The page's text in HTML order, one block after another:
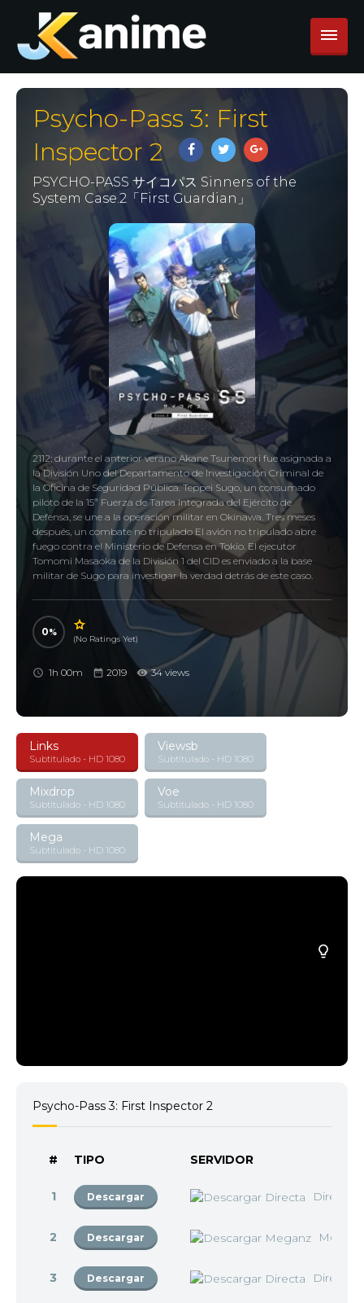
Psycho-Pass 3: First
Inspector 2
PSYCHO-PASS サイコパス Sinners of the
System Case.2「First Guardian」
2112; durante el anterior verano Akane Tsunemori fue asignada a
la División Uno del Departamento de Investigación Criminal de
la Oficina de Seguridad Pública. Teppei Sugo, un consumado
piloto de la 15ª Fuerza de Tarea Integrada del Ejército de
Defensa, se une a la operación militar en Okinawa. Tres meses
después, un combate no tripulado El avión no tripulado abre
fuego contra el Ministerio de Defensa en Tokio. El ejecutor
Tomomi Masaoka de la División 1 del CID es enviado a la base
militar de Sugo para investigar la verdad detrás de este caso.
0
(No Ratings Yet)
1h 00m 2019 34 views
Links
Subtitulado - HD 1080
Viewsb
Subtitulado - HD 1080
Mixdrop
Subtitulado - HD 1080
Voe
Subtitulado - HD 1080
Mega
Subtitulado - HD 1080
Psycho-Pass 3: First Inspector 2
# TIPO SERVIDOR
1 Descargar Directa
2 Descargar Meganz
3 Descargar Directa